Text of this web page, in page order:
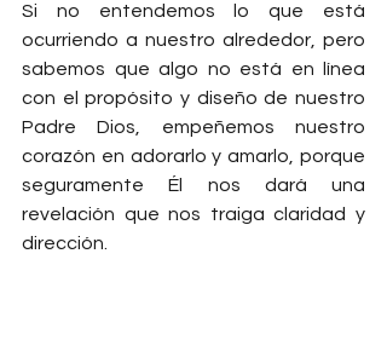
Si no entendemos lo que está
ocurriendo a nuestro alrededor, pero
sabemos que algo no está en línea
con el propósito y diseño de nuestro
Padre Dios, empeñemos nuestro
corazón en adorarlo y amarlo, porque
seguramente Él nos dará una
revelación que nos traiga claridad y
dirección.